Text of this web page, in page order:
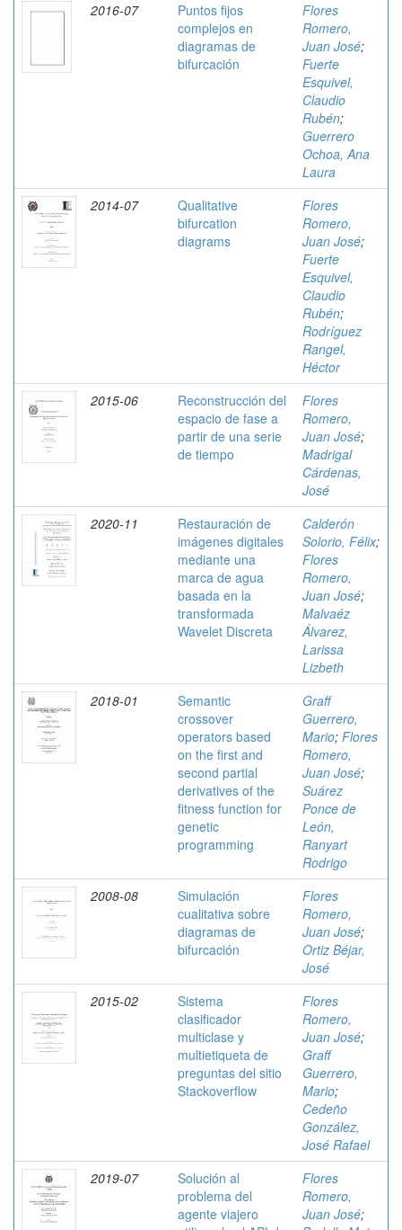
2016-07
Puntos fijos
complejos en
diagramas de
bifurcación
Flores
Romero,
Juan José;
Fuerte
Esquivel,
Claudio
Rubén;
Guerrero
Ochoa, Ana
Laura
2014-07
Qualitative
bifurcation
diagrams
Flores
Romero,
Juan José;
Fuerte
Esquivel,
Claudio
Rubén;
Rodríguez
Rangel,
Héctor
2015-06
Reconstrucción del
espacio de fase a
partir de una serie
de tiempo
Flores
Romero,
Juan José;
Madrigal
Cárdenas,
José
2020-11
Restauración de
imágenes digitales
mediante una
marca de agua
basada en la
transformada
Wavelet Discreta
Calderón
Solorio, Félix;
Flores
Romero,
Juan José;
Malvaéz
Álvarez,
Larissa
Lizbeth
2018-01
Semantic
crossover
operators based
on the first and
second partial
derivatives of the
fitness function for
genetic
programming
Graff
Guerrero,
Mario; Flores
Romero,
Juan José;
Suárez
Ponce de
León,
Ranyart
Rodrigo
2008-08
Simulación
cualitativa sobre
diagramas de
bifurcación
Flores
Romero,
Juan José;
Ortiz Béjar,
José
2015-02
Sistema
clasificador
multiclase y
multietiqueta de
preguntas del sitio
Stackoverflow
Flores
Romero,
Juan José;
Graff
Guerrero,
Mario;
Cedeño
González,
José Rafael
2019-07
Solución al
problema del
agente viajero
Flores
Romero,
Juan José;